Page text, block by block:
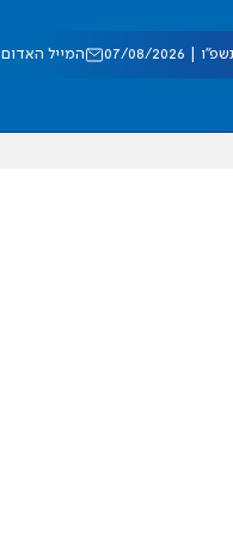
08/2026 המייל האדום